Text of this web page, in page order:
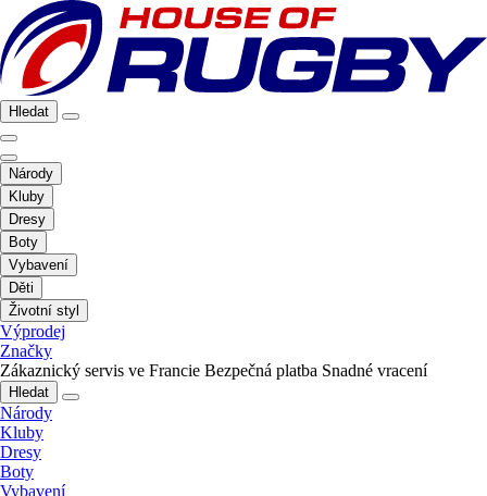
Hledat
Národy
Kluby
Dresy
Boty
Vybavení
Děti
Životní styl
Výprodej
Značky
Zákaznický servis ve Francie Bezpečná platba Snadné vracení
Hledat
Národy
Kluby
Dresy
Boty
Vybavení